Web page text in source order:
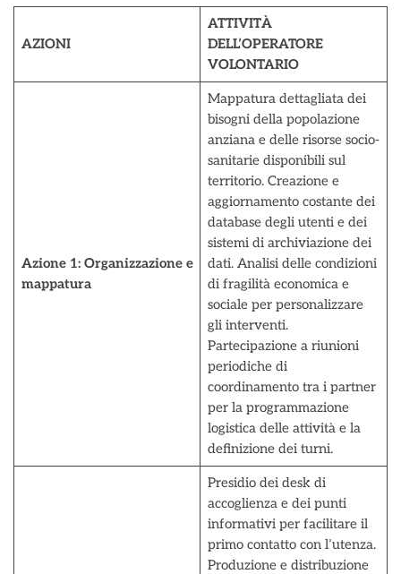
AZIONI
ATTIVITÀ
DELL’OPERATORE
VOLONTARIO
Azione 1: Organizzazione e
mappatura
Mappatura dettagliata dei
bisogni della popolazione
anziana e delle risorse socio-
sanitarie disponibili sul
territorio. Creazione e
aggiornamento costante dei
database degli utenti e dei
sistemi di archiviazione dei
dati. Analisi delle condizioni
di fragilità economica e
sociale per personalizzare
gli interventi.
Partecipazione a riunioni
periodiche di
coordinamento tra i partner
per la programmazione
logistica delle attività e la
definizione dei turni.
Presidio dei desk di
accoglienza e dei punti
informativi per facilitare il
primo contatto con l’utenza.
Produzione e distribuzione